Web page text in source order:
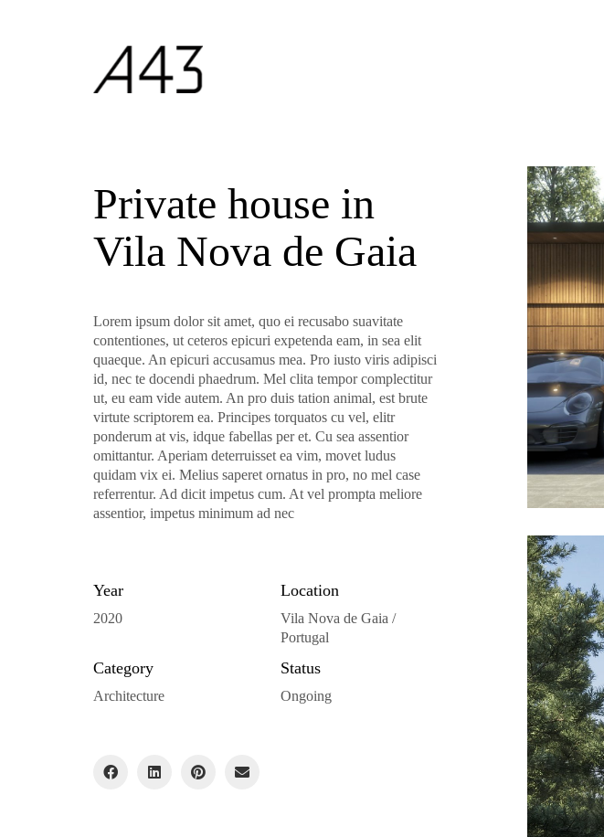
Private house in
Vila Nova de Gaia
Lorem ipsum dolor sit amet, quo ei recusabo suavitate
contentiones, ut ceteros epicuri expetenda eam, in sea elit
quaeque. An epicuri accusamus mea. Pro iusto viris adipisci
id, nec te docendi phaedrum. Mel clita tempor complectitur
ut, eu eam vide autem. An pro duis tation animal, est brute
virtute scriptorem ea. Principes torquatos cu vel, elitr
ponderum at vis, idque fabellas per et. Cu sea assentior
omittantur. Aperiam deterruisset ea vim, movet ludus
quidam vix ei. Melius saperet ornatus in pro, no mel case
referrentur. Ad dicit impetus cum. At vel prompta meliore
assentior, impetus minimum ad nec
Year
2020
Location
Vila Nova de Gaia /
Portugal
Category
Architecture
Status
Ongoing